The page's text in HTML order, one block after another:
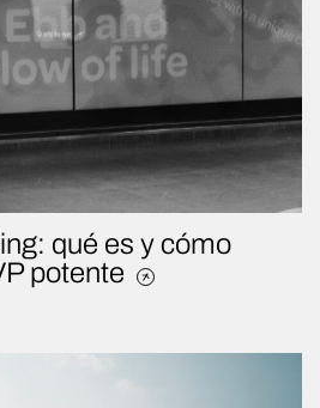
qué es y cómo
potente